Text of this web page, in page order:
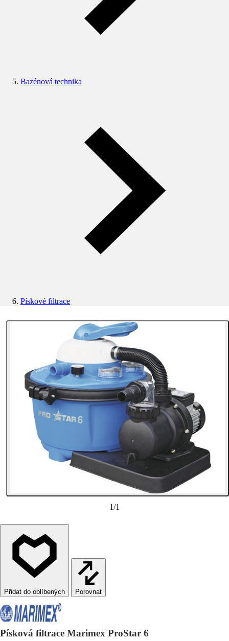
Bazénová technika
Pískové filtrace
1/1
Porovnat
Písková filtrace Marimex ProStar 6